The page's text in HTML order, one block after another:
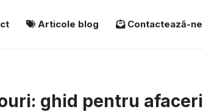
Articole blog Contactează-ne
ghid pentru afaceri